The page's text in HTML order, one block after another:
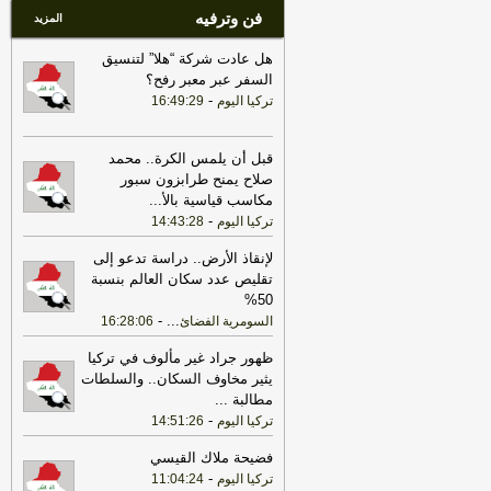
فن وترفيه المزيد
هل عادت شركة “هلا” لتنسيق
السفر عبر معبر رفح؟
تركيا اليوم -
16:49:29
قبل أن يلمس الكرة.. محمد
صلاح يمنح طرابزون سبور
مكاسب قياسية بالأ...
تركيا اليوم -
14:43:28
لإنقاذ الأرض.. دراسة تدعو إلى
تقليص عدد سكان العالم بنسبة
50%
السومرية الفضائ...
-
16:28:06
ظهور جراد غير مألوف في تركيا
يثير مخاوف السكان.. والسلطات
مطالبة ...
تركيا اليوم -
14:51:26
فضيحة ملاك القيسي
تركيا اليوم -
11:04:24